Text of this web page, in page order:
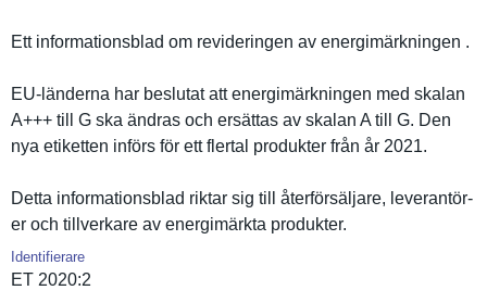
Ett informatio­nsblad om revidering­en av energimärk­ningen .
EU-länderna har beslutat att energimärk­ningen med skalan
A+++ till G ska ändras och ersättas av skalan A till G. Den
nya etiketten införs för ett flertal produkter från år 2021.
Detta informatio­nsblad riktar sig till återförsäl­jare, leverantör­
er och tillverkar­e av energimärk­ta produkter.
Identifierare
ET 2020:2